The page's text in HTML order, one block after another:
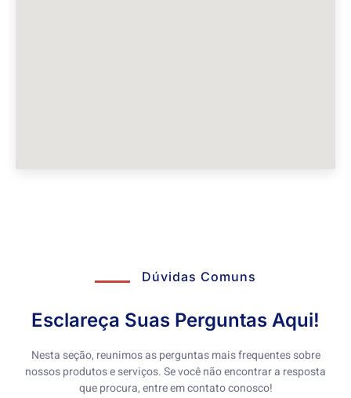
Dúvidas Comuns
Esclareça Suas Perguntas Aqui!
Nesta seção, reunimos as perguntas mais frequentes sobre
nossos produtos e serviços. Se você não encontrar a resposta
que procura, entre em contato conosco!